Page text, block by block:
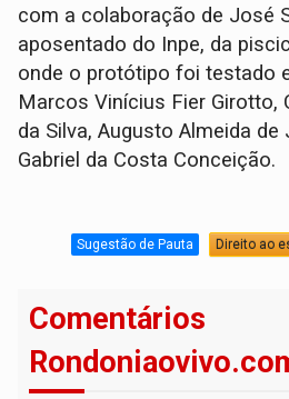
com a colaboração de José
aposentado do Inpe, da
onde o protótipo foi testado
Marcos Vinícius Fier Girotto,
da Silva, Augusto Almeida
Gabriel da Costa Conceição.
Sugestão de Pauta Direito ao
Comentários